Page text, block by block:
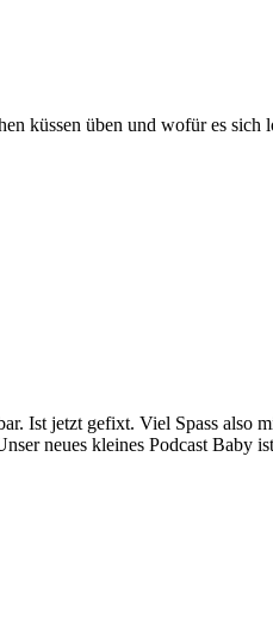
küssen üben und wofür es
Ist jetzt gefixt. Viel Spass also
neues kleines Podcast Baby